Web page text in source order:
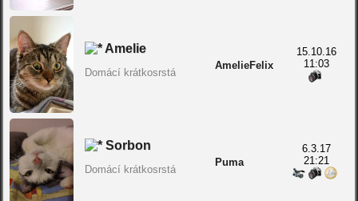
Amelie
Domácí krátkosrstá
AmelieFelix
15.10.16
11:03
Sorbon
Domácí krátkosrstá
Puma
6.3.17
21:21